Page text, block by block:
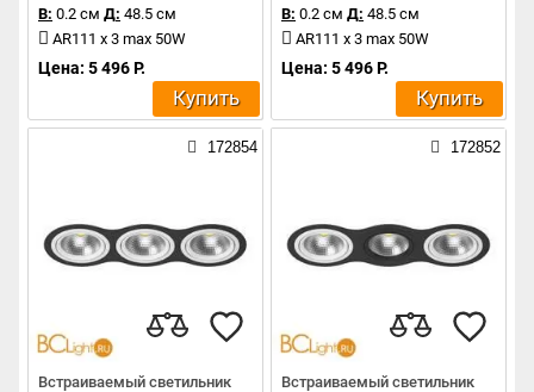
В: 0.2 см Д: 48.5 см
AR111 x 3 max 50W
Цена: 5 496 Р.
Купить
В: 0.2 см Д: 48.5 см
AR111 x 3 max 50W
Цена: 5 496 Р.
Купить
172854
Встраиваемый светильник
172852
Встраиваемый светильник